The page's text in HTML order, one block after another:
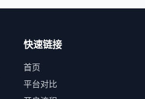
快速链接
首页
平台对比